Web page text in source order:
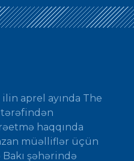
aprel ayında The
haqqında
müəlliflər üçün
şəhərində